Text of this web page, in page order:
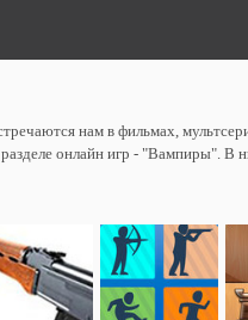
нам в фильмах,
онлайн игр - "Вампиры". В